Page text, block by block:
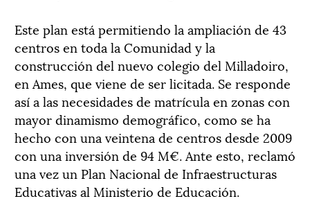
Este plan está permitiendo la ampliación de 43
centros en toda la Comunidad y la
construcción del nuevo colegio del Milladoiro,
en Ames, que viene de ser licitada. Se responde
así a las necesidades de matrícula en zonas con
mayor dinamismo demográfico, como se ha
hecho con una veintena de centros desde 2009
con una inversión de 94 M€. Ante esto, reclamó
una vez un Plan Nacional de Infraestructuras
Educativas al Ministerio de Educación.